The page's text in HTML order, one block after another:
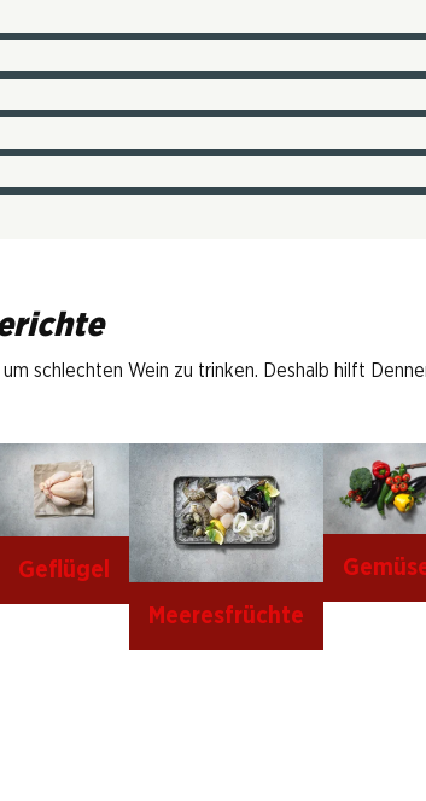
um schlechten Wein zu trinken. Deshalb hilft
Geflügel
Meeresfrüchte